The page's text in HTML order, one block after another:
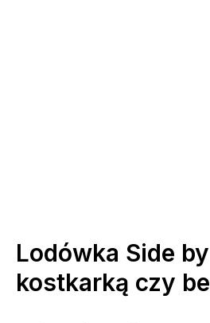
Lodówka Side
kostkarką czy